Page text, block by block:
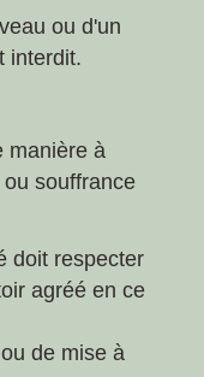
ou d'un
interdit.
manière à
souffrance
doit respecter
agréé en ce
de mise à